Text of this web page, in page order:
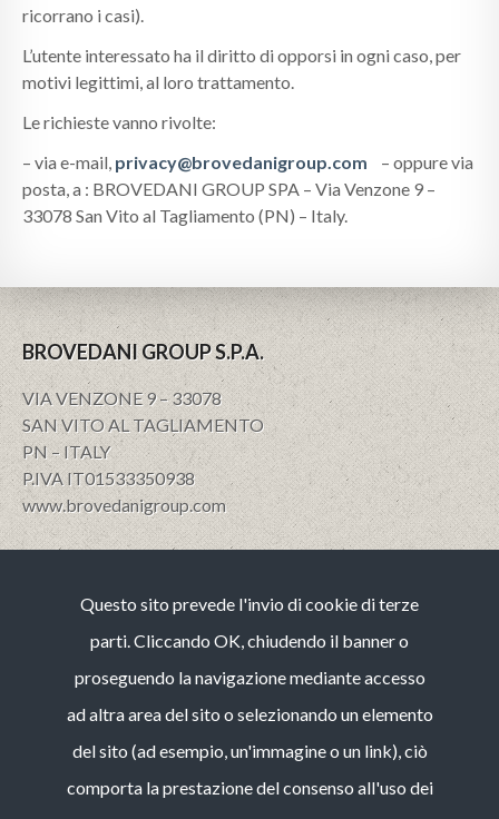
ricorrano i casi).
L’utente interessato ha il diritto di opporsi in ogni caso, per
motivi legittimi, al loro trattamento.
Le richieste vanno rivolte:
– via e-mail, privacy@brovedanigroup.com – oppure via
posta, a : BROVEDANI GROUP SPA – Via Venzone 9 –
33078 San Vito al Tagliamento (PN) – Italy.
BROVEDANI GROUP S.P.A.
VIA VENZONE 9 – 33078
SAN VITO AL TAGLIAMENTO
PN – ITALY
P.IVA IT01533350938
www.brovedanigroup.com
Note Legali
Cookies
Whistleblowing (guida operativa)
Bilancio di Sostenibilità
CONTACT
Questo sito prevede l'invio di cookie di terze
parti. Cliccando OK, chiudendo il banner o
proseguendo la navigazione mediante accesso
ad altra area del sito o selezionando un elemento
del sito (ad esempio, un'immagine o un link), ciò
comporta la prestazione del consenso all'uso dei